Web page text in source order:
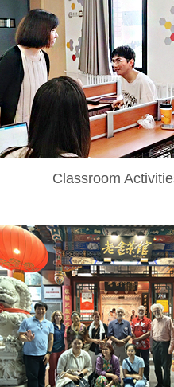
Classroom